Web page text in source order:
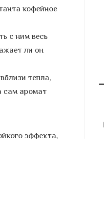
кофейное
с ним весь
ли он
тепла,
сам аромат
эффекта,